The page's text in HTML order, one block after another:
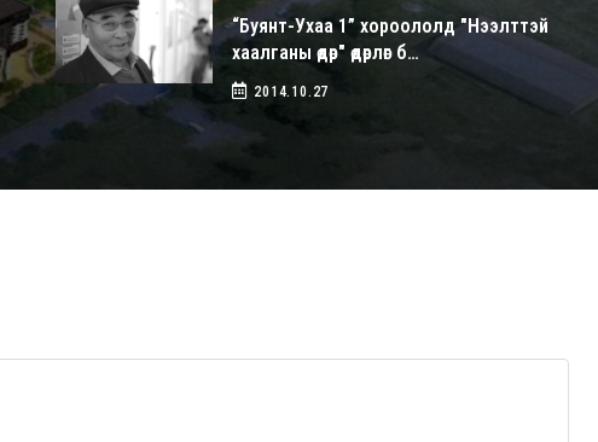
“Буянт-Ухаа 1” хороололд "Нээлттэй
хаалганы өдөр" өдөрлөг б…
2014.10.27